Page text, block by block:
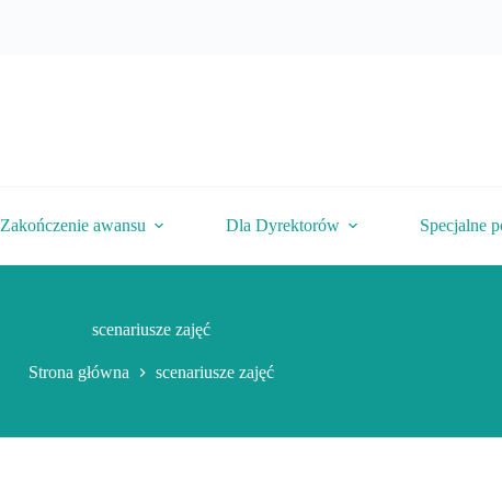
Zakończenie awansu Dla Dyrektorów Specjalne
scenariusze zajęć
Strona główna scenariusze zajęć